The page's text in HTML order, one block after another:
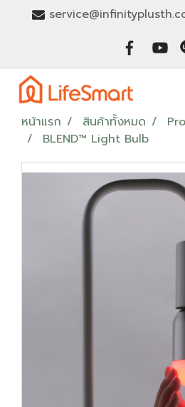
หน้าแรก สินค้าทั้งหมด
BLEND™ Light Bulb